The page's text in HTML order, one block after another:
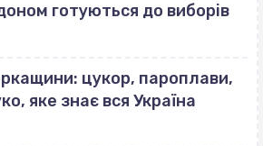
готуються до виборів
цукор, пароплави,
яке знає вся Україна